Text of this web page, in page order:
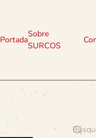
Portada
Sobre
SURCOS